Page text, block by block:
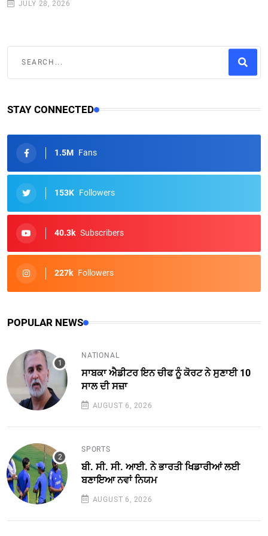
JULY 28, 2026
STAY CONNECTED
1.5M Fans
153K Followers
40.3k Subscribers
227k Followers
POPULAR NEWS
NATIONAL
ਸਾਬਕਾ ਐਡੀਟਰ ਇਨ ਚੀਫ ਨੂੰ ਕੋਰਟ ਨੇ ਸੁਣਾਈ 10
ਸਾਲ ਦੀ ਸਜ਼ਾ
AUGUST 6, 2026
SPORTS
ਬੀ. ਸੀ. ਸੀ. ਆਈ. ਨੇ ਭਾਰਤੀ ਖਿਡਾਰੀਆਂ ਲਈ
ਬਣਾਇਆ ਨਵਾਂ ਨਿਯਮ
AUGUST 6, 2026